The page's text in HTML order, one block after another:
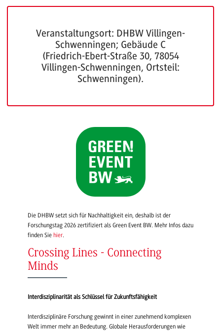
Veranstaltungsort: DHBW Villingen-
Schwenningen; Gebäude C
(Friedrich-Ebert-Straße 30, 78054
Villingen-Schwenningen, Ortsteil:
Schwenningen).
Die DHBW setzt sich für Nachhaltigkeit ein, deshalb ist der
Forschungstag 2026 zertifiziert als Green Event BW. Mehr Infos dazu
finden Sie hier.
Crossing Lines - Connecting
Minds
Interdisziplinarität als Schlüssel für Zukunftsfähigkeit
Interdisziplinäre Forschung gewinnt in einer zunehmend komplexen
Welt immer mehr an Bedeutung. Globale Herausforderungen wie